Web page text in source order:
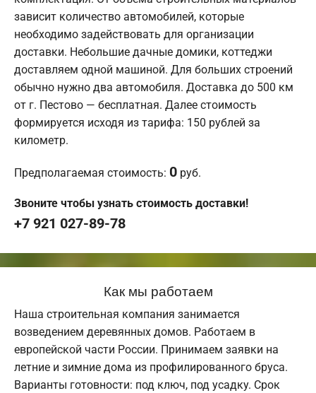
зависит количество автомобилей, которые
необходимо задействовать для организации
доставки. Небольшие дачные домики, коттеджи
доставляем одной машиной. Для больших строений
обычно нужно два автомобиля. Доставка до 500 км
от г. Пестово — бесплатная. Далее стоимость
формируется исходя из тарифа: 150 рублей за
километр.
Предполагаемая стоимость: 0 руб.
Звоните чтобы узнать стоимость доставки!
+7 921 027-89-78
Как мы работаем
Наша строительная компания занимается
возведением деревянных домов. Работаем в
европейской части России. Принимаем заявки на
летние и зимние дома из профилированного бруса.
Варианты готовности: под ключ, под усадку. Срок